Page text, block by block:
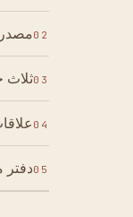
02مصدر
03ثلاث
04
05